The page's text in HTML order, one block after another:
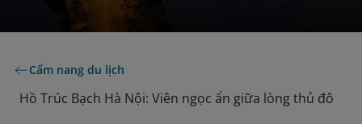
Cẩm nang du lịch
Hồ Trúc Bạch Hà Nội: Viên ngọc ẩn giữa lòng thủ đô